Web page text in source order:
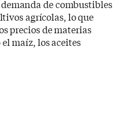
de combustibles
agrícolas, lo que
precios de materias
maíz, los aceites